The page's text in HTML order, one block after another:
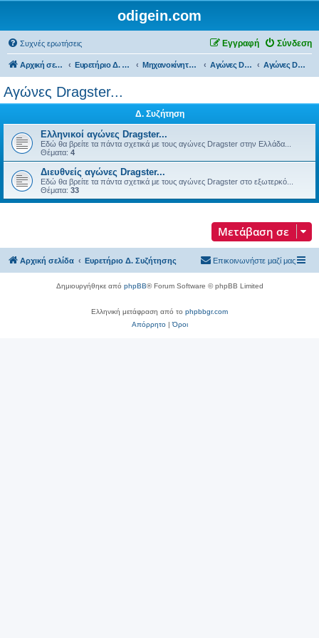
odigein.com
Συχνές ερωτήσεις Σύνδεση
Εγγραφή
Αρχική σελίδα Ευρετήριο Δ. Συζήτησης Μηχανοκίνητος αθλητισμός και μη... Αγώνες Drift & Dragster... Αγώνες Dragster...
Αγώνες Dragster...
Δ. Συζήτηση
Ελληνικοί αγώνες Dragster...
Εδώ θα βρείτε τα πάντα σχετικά με τoυς αγώνες Dragster στην Ελλάδα...
Θέματα: 4
Διευθνείς αγώνες Dragster...
Εδώ θα βρείτε τα πάντα σχετικά με τoυς αγώνες Dragster στο εξωτερκό...
Θέματα: 33
Μετάβαση σε
Αρχική σελίδα Ευρετήριο Δ. Συζήτησης Επικοινωνήστε μαζί μας
Δημιουργήθηκε από phpBB® Forum Software © phpBB Limited
Ελληνική μετάφραση από το phpbbgr.com
Απόρρητο|Όροι